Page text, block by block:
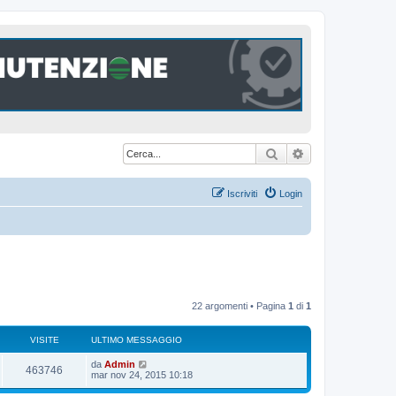
Cerca
Login
Iscriviti
22 argomenti • Pagina 1 di 1
VISITE ULTIMO MESSAGGIO
463746
i
U
l
da Admin
mar nov 24, 2015 10:18